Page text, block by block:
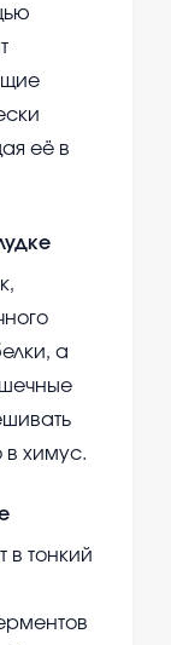
её в
а
химус.
в тонкий